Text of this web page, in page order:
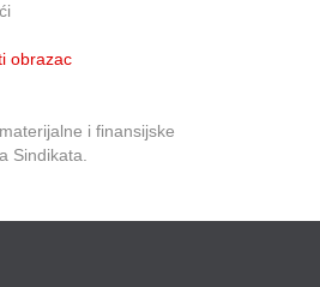
obrazac
i finansijske
Sindikata.